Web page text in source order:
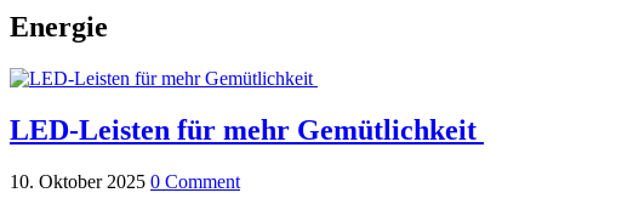
Energie
LED-Leisten für mehr Gemütlichkeit
10. Oktober 2025 0 Comment